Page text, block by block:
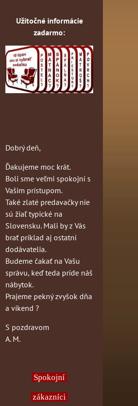
Užitočné informácie
zadarmo:
Dobrý deň,
Ďakujeme moc krát.
Boli sme veľmi spokojní s
Vašim prístupom.
Také zlaté predavačky nie
sú žiaľ typické na
Slovensku. Mali by z Vás
brať príklad aj ostatní
dodávatelia.
Budeme čakať na Vašu
správu, keď teda príde náš
nábytok.
Prajeme pekný zvyšok dňa
a víkend ?
S pozdravom
A. M.
Spokojní
zákazníci